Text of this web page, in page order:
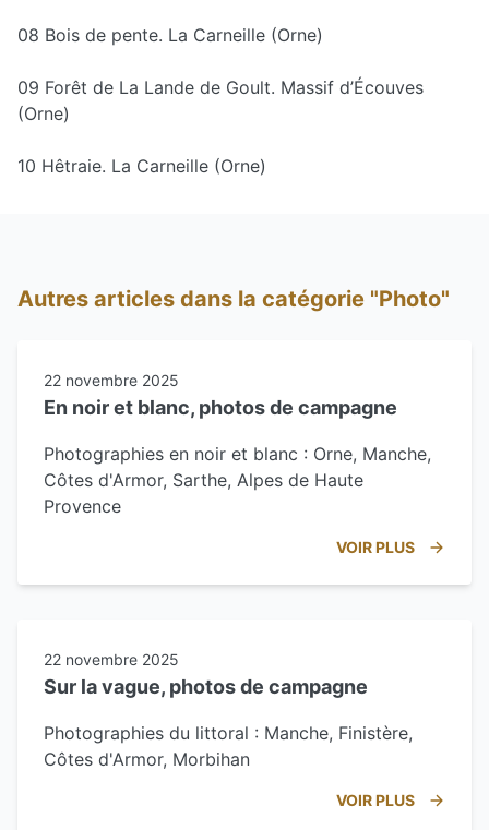
08 Bois de pente. La Carneille (Orne)
09 Forêt de La Lande de Goult. Massif d’Écouves
(Orne)
10 Hêtraie. La Carneille (Orne)
Autres articles dans la catégorie "Photo"
22 novembre 2025
En noir et blanc, photos de campagne
Photographies en noir et blanc : Orne, Manche,
Côtes d'Armor, Sarthe, Alpes de Haute
Provence
VOIR PLUS
22 novembre 2025
Sur la vague, photos de campagne
Photographies du littoral : Manche, Finistère,
Côtes d'Armor, Morbihan
VOIR PLUS